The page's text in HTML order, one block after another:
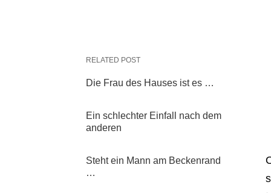
RELATED POST
Die Frau des Hauses ist es …
Ein schlechter Einfall nach dem
anderen
Steht ein Mann am Beckenrand
…